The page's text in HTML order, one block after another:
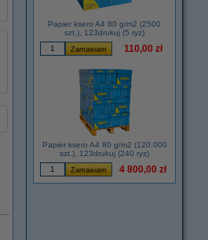
Papier ksero A4 80 g/m2 (2500
szt.), 123drukuj (5 ryz)
110,00 zł
Papier ksero A4 80 g/m2 (120.000
szt.), 123drukuj (240 ryz)
4 800,00 zł